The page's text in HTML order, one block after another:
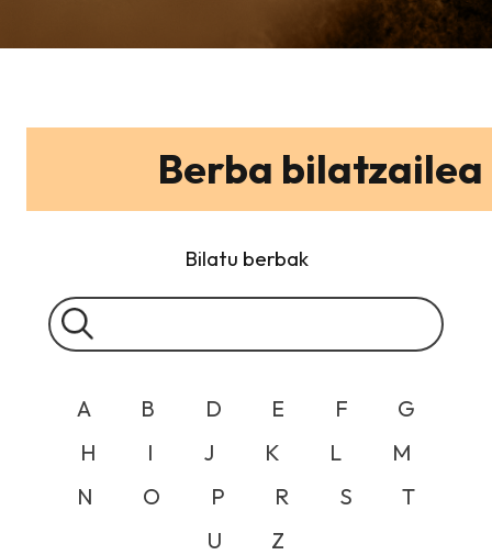
Berba bilatzailea
Bilatu berbak
A B D E F
G
H
I J K L
M
N
O P R S
T
U
Z